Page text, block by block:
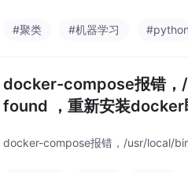
#聚类 #机器学习 #python
docker-compose报错
found ，重新安装docker
docker-compose报错，/usr/local/